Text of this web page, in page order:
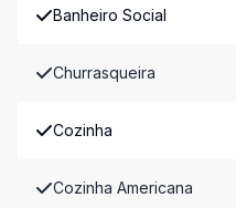
Banheiro Social
Churrasqueira
Cozinha
Cozinha Americana